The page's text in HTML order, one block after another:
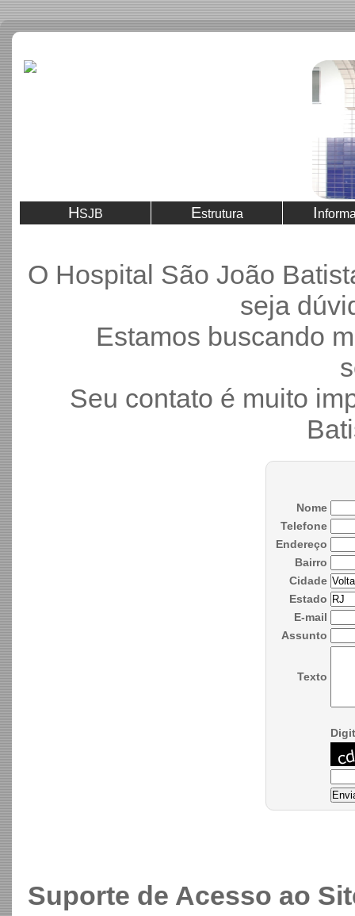
HSJB Estrutura I
O Hospital São João
seja
Estamos buscando
Seu contato é muito
Nome
Telefone
Endereço
Bairro
Cidade
Estado
E-mail
Assunto
Texto
Suporte de Acesso ao